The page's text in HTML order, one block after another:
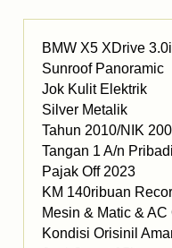
BMW X5 XDrive
Sunroof Panoramic
Jok Kulit Elektrik
Silver Metalik
Tahun 2010/NIK
Tangan 1 A/n Pribadi
Pajak Off 2023
KM 140ribuan
Mesin & Matic & AC
Kondisi Orisinil